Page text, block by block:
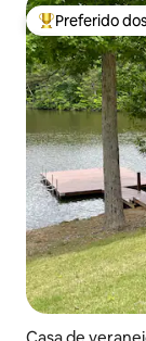
Entre os
Preferido